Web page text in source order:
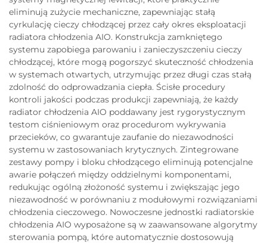
eliminują zużycie mechaniczne, zapewniając stałą
cyrkulację cieczy chłodzącej przez cały okres eksploatacji
radiatora chłodzenia AIO. Konstrukcja zamkniętego
systemu zapobiega parowaniu i zanieczyszczeniu cieczy
chłodzącej, które mogą pogorszyć skuteczność chłodzenia
w systemach otwartych, utrzymując przez długi czas stałą
zdolność do odprowadzania ciepła. Ścisłe procedury
kontroli jakości podczas produkcji zapewniają, że każdy
radiator chłodzenia AIO poddawany jest rygorystycznym
testom ciśnieniowym oraz procedurom wykrywania
przecieków, co gwarantuje zaufanie do niezawodności
systemu w zastosowaniach krytycznych. Zintegrowane
zestawy pompy i bloku chłodzącego eliminują potencjalne
awarie połączeń między oddzielnymi komponentami,
redukując ogólną złożoność systemu i zwiększając jego
niezawodność w porównaniu z modułowymi rozwiązaniami
chłodzenia cieczowego. Nowoczesne jednostki radiatorskie
chłodzenia AIO wyposażone są w zaawansowane algorytmy
sterowania pompą, które automatycznie dostosowują